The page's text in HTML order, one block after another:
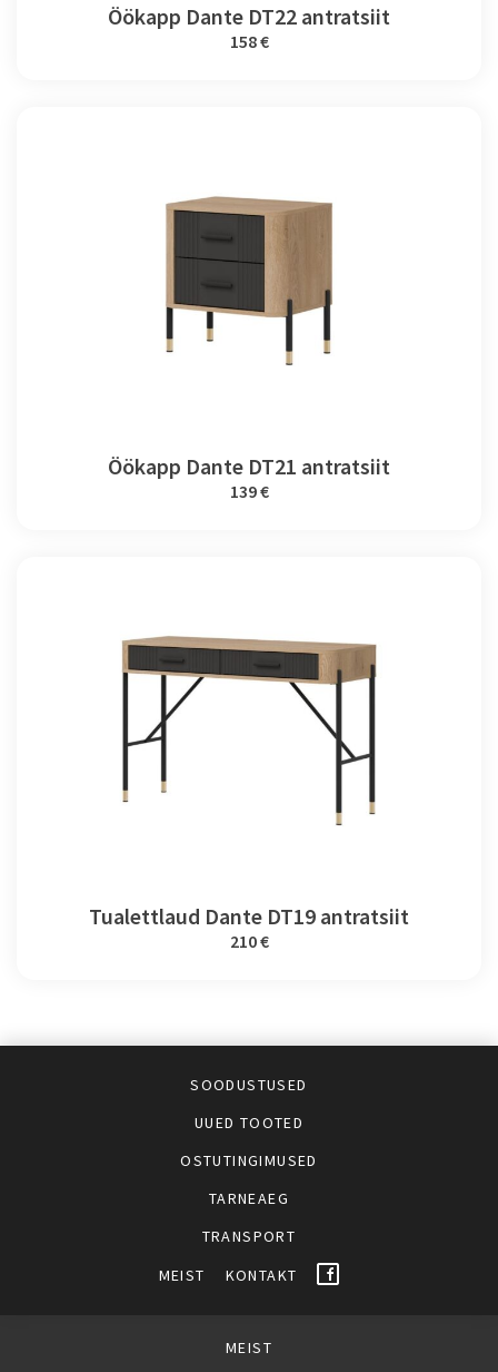
Öökapp Dante DT22 antratsiit
158 €
Öökapp Dante DT21 antratsiit
139 €
Tualettlaud Dante DT19 antratsiit
210 €
SOODUSTUSED
UUED TOOTED
OSTUTINGIMUSED
TARNEAEG
TRANSPORT
MEIST
KONTAKT
MEIST